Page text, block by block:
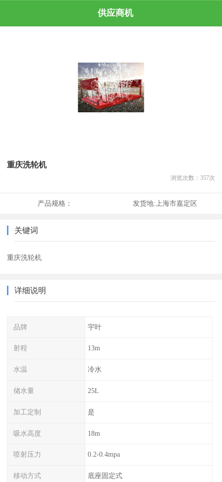
供应商机
重庆洗轮机
浏览次数： 357次
产品规格： 发货地:上海市嘉定区
关键词
重庆洗轮机
详细说明
品牌 宇叶
射程 13m
水温 冷水
储水量 25L
加工定制 是
吸水高度 18m
喷射压力 0.2-0.4mpa
移动方式 底座固定式